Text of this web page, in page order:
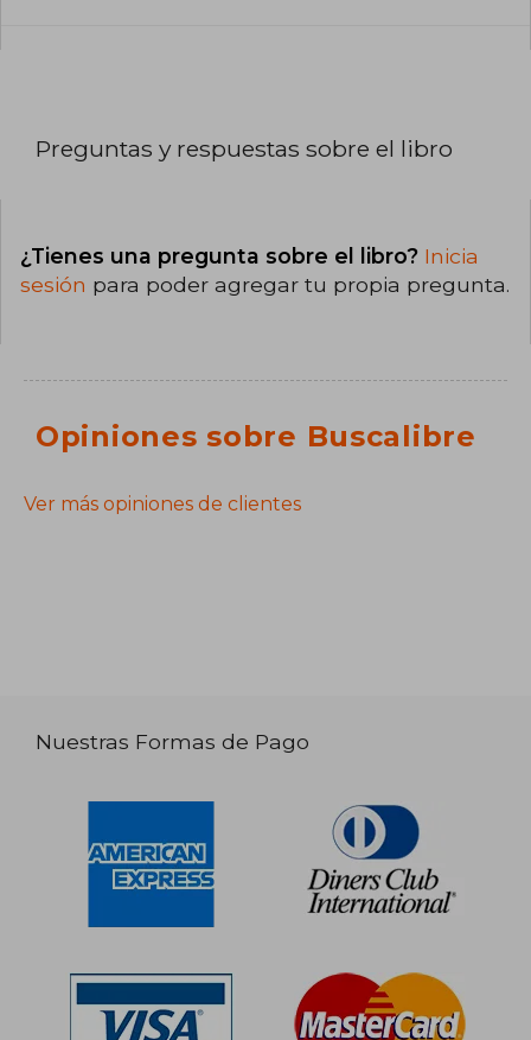
Preguntas y respuestas sobre el libro
¿Tienes una pregunta sobre el libro? Inicia
sesión para poder agregar tu propia pregunta.
Opiniones sobre Buscalibre
Ver más opiniones de clientes
Nuestras Formas de Pago